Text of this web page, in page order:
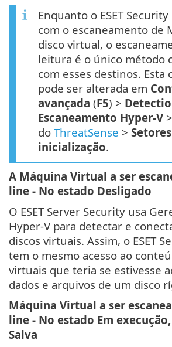
Enquanto o ESET
com o escaneamento de
disco virtual, o
leitura é o único método
com esses destinos. Esta
pode ser alterada em
avançada (F5) >
Escaneamento Hyper-V
do ThreatSense >
inicialização.
A Máquina Virtual a ser
line - No estado Desligado
O ESET Server Security usa
Hyper-V para detectar e
discos virtuais. Assim, o ESET
tem o mesmo acesso ao
virtuais que teria se estivesse
dados e arquivos de um disco
Máquina Virtual a ser
line - No estado Em
Salva